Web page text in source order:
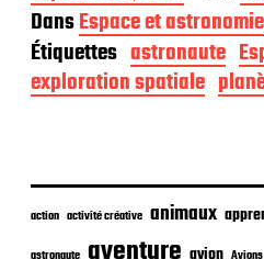
a
t
e
d
e
l
i
DansEspace et astronomie
Étiquettes astronaute
exploration spatiale
action activité créative animaux